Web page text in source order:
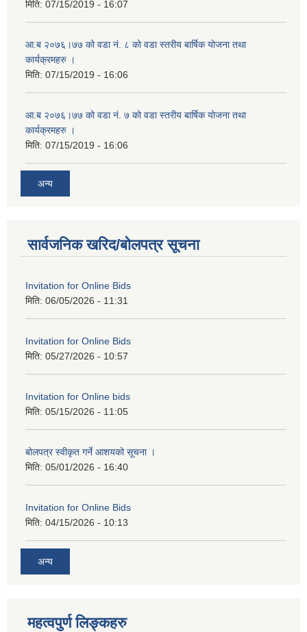
मिति: 07/15/2019 - 16:07
आ.ब २०७६।७७ को वडा नं. ८ को वडा स्तरीय बार्षिक योजना तथा
कार्यक्रमहरु ।
मिति: 07/15/2019 - 16:06
आ.ब २०७६।७७ को वडा नं. ७ को वडा स्तरीय बार्षिक योजना तथा
कार्यक्रमहरु ।
मिति: 07/15/2019 - 16:06
अन्य
सार्वजनिक खरिद/बोलपत्र सूचना
Invitation for Online Bids
मिति: 06/05/2026 - 11:31
Invitation for Online Bids
मिति: 05/27/2026 - 10:57
Invitation for Online bids
मिति: 05/15/2026 - 11:05
बोलपत्र स्वीकृत गर्ने आशयको सूचना ।
मिति: 05/01/2026 - 16:40
Invitation for Online Bids
मिति: 04/15/2026 - 10:13
अन्य
महत्वपुर्ण लिङ्कहरु